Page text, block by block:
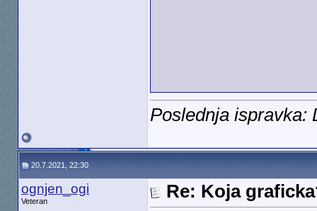
Poslednja ispravka:
20.7.2021, 22:30
ognjen_ogi
Veteran
Re: Koja